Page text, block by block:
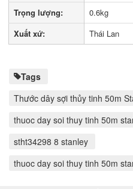
Trọng lượng:
0.6kg
Xuất xứ:
Thái Lan
Tags
Thước dây sợi thủy tinh 50m
thuoc day soi thuy tinh 50m
stht34298 8 stanley
thuoc day soi thuy tinh 50m